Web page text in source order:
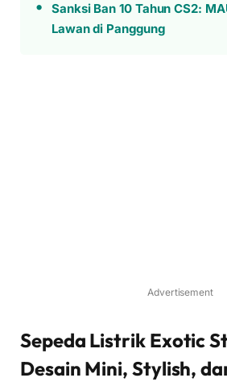
Sanksi Ban 10 Tahun CS2:
Lawan di Panggung
Advertisement
Sepeda Listrik Exotic
Desain Mini, Stylish,